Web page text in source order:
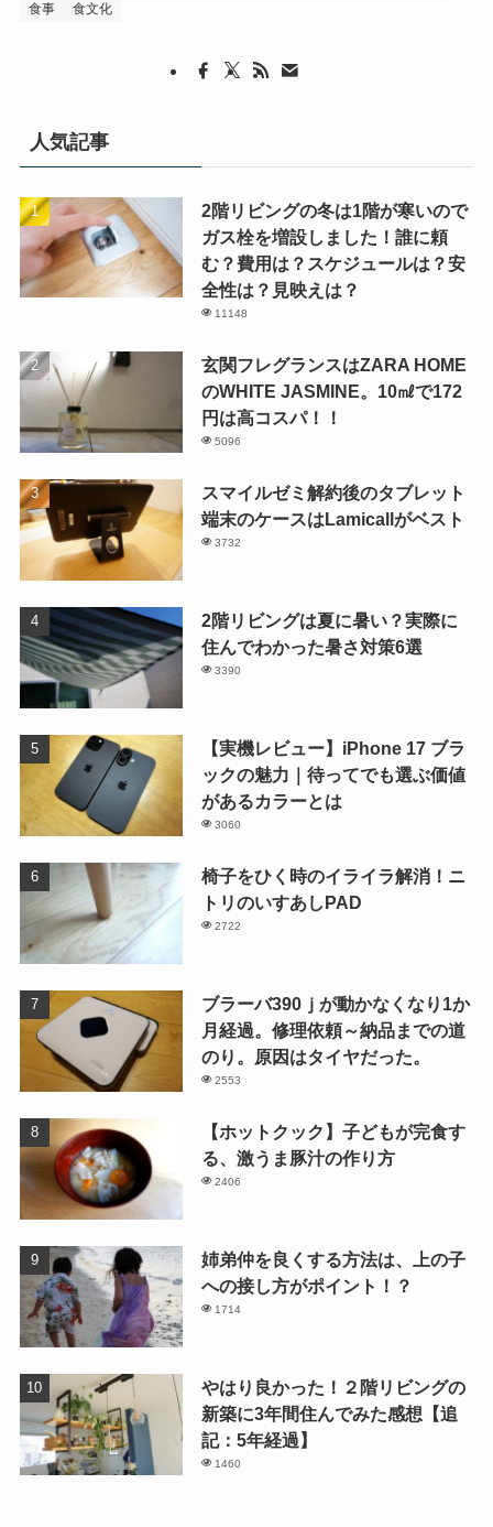
食事
食文化
人気記事
2階リビングの冬は1階が寒いので
ガス栓を増設しました！誰に頼
む？費用は？スケジュールは？安
全性は？見映えは？
11148
玄関フレグランスはZARA HOME
のWHITE JASMINE。10㎖で172
円は高コスパ！！
5096
スマイルゼミ解約後のタブレット
端末のケースはLamicallがベスト
3732
2階リビングは夏に暑い？実際に
住んでわかった暑さ対策6選
3390
【実機レビュー】iPhone 17 ブラ
ックの魅力｜待ってでも選ぶ価値
があるカラーとは
3060
椅子をひく時のイライラ解消！ニ
トリのいすあしPAD
2722
ブラーバ390ｊが動かなくなり1か
月経過。修理依頼～納品までの道
のり。原因はタイヤだった。
2553
【ホットクック】子どもが完食す
る、激うま豚汁の作り方
2406
姉弟仲を良くする方法は、上の子
への接し方がポイント！？
1714
やはり良かった！２階リビングの
新築に3年間住んでみた感想【追
記：5年経過】
1460